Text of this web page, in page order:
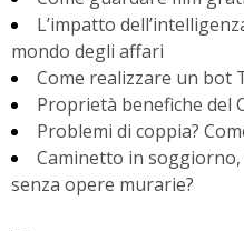
L’impatto
mondo degli affari
Come realizzare un bot
Proprietà benefiche del
Problemi di coppia?
Caminetto in
senza opere murarie?